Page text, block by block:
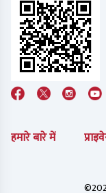
हमारे बारे में